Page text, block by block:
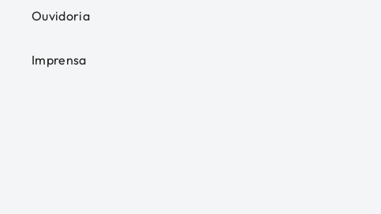
Ouvidoria
Imprensa